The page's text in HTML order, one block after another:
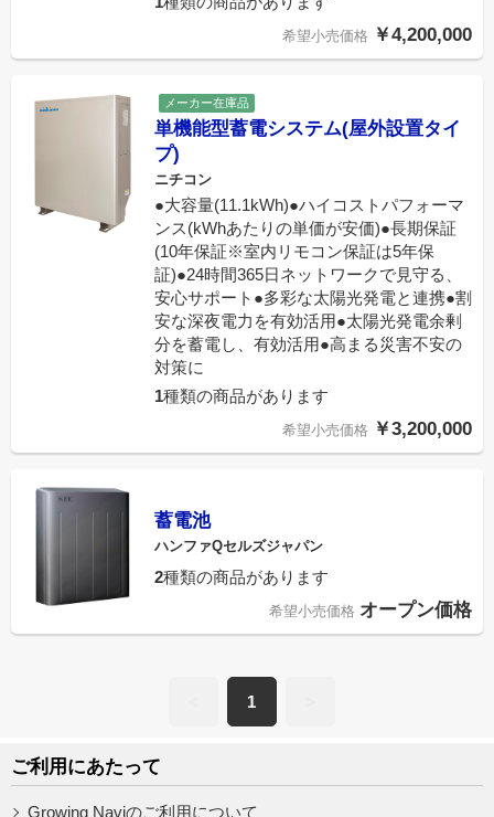
希望小売価格 ￥4,200,000
メーカー在庫品
単機能型蓄電システム(屋外設置タイ
プ)
ニチコン
●大容量(11.1kWh)●ハイコストパフォーマ
ンス(kWhあたりの単価が安価)●長期保証
(10年保証※室内リモコン保証は5年保
証)●24時間365日ネットワークで見守る、
安心サポート●多彩な太陽光発電と連携●割
安な深夜電力を有効活用●太陽光発電余剰
分を蓄電し、有効活用●高まる災害不安の
対策に
1種類の商品があります
希望小売価格 ￥3,200,000
蓄電池
ハンファQセルズジャパン
2種類の商品があります
希望小売価格 オープン価格
1
ご利用にあたって
Growing Naviのご利用について